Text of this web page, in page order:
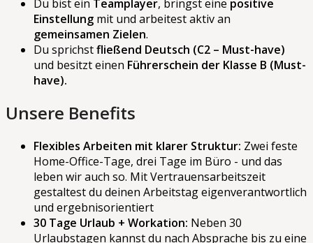
Du bist ein Teamplayer, bringst eine positive
Einstellung mit und arbeitest aktiv an
gemeinsamen Zielen.
Du sprichstfließend Deutsch (C2 – Must-have)
und besitzt einen Führerschein der Klasse B (Must-
have).
Unsere Benefits
Flexibles Arbeiten mit klarer Struktur: Zwei feste
Home-Office-Tage, drei Tage im Büro - und das
leben wir auch so. Mit Vertrauensarbeitszeit
gestaltest du deinen Arbeitstag eigenverantwortlich
und ergebnisorientiert
30 Tage Urlaub + Workation: Neben 30
Urlaubstagen kannst du nach Absprache bis zu eine